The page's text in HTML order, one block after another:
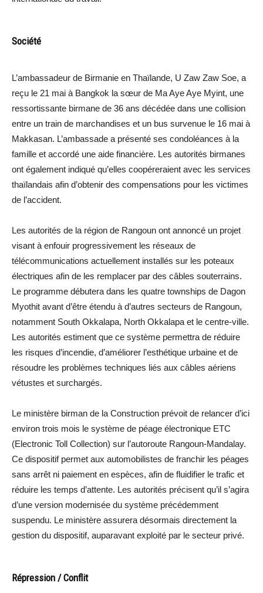
Société
L’ambassadeur de Birmanie en Thaïlande, U Zaw Zaw Soe, a
reçu le 21 mai à Bangkok la sœur de Ma Aye Aye Myint, une
ressortissante birmane de 36 ans décédée dans une collision
entre un train de marchandises et un bus survenue le 16 mai à
Makkasan. L’ambassade a présenté ses condoléances à la
famille et accordé une aide financière. Les autorités birmanes
ont également indiqué qu’elles coopéreraient avec les services
thaïlandais afin d’obtenir des compensations pour les victimes
de l’accident.
Les autorités de la région de Rangoun ont annoncé un projet
visant à enfouir progressivement les réseaux de
télécommunications actuellement installés sur les poteaux
électriques afin de les remplacer par des câbles souterrains.
Le programme débutera dans les quatre townships de Dagon
Myothit avant d’être étendu à d’autres secteurs de Rangoun,
notamment South Okkalapa, North Okkalapa et le centre-ville.
Les autorités estiment que ce système permettra de réduire
les risques d’incendie, d’améliorer l’esthétique urbaine et de
résoudre les problèmes techniques liés aux câbles aériens
vétustes et surchargés.
Le ministère birman de la Construction prévoit de relancer d’ici
environ trois mois le système de péage électronique ETC
(Electronic Toll Collection) sur l’autoroute Rangoun-Mandalay.
Ce dispositif permet aux automobilistes de franchir les péages
sans arrêt ni paiement en espèces, afin de fluidifier le trafic et
réduire les temps d’attente. Les autorités précisent qu’il s’agira
d’une version modernisée du système précédemment
suspendu. Le ministère assurera désormais directement la
gestion du dispositif, auparavant exploité par le secteur privé.
Répression / Conflit